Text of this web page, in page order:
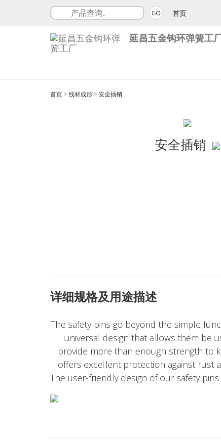
GO 首页
延昌五金钩环弹簧工
首页 >线材成形 >安全插销
安全插销
详细规格及用途描述
The safety pins go beyond the simple
universal design that allows them be
provide more than enough strength to
offers excellent protection against rust
The user-friendly design of our safety